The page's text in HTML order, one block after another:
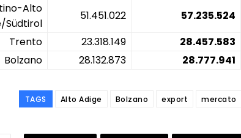
Alto
Südtirol
51.451.022 57.235.524
Trento
23.318.149 28.457.583
Bolzano
28.132.873 28.777.941
TAGS Alto Adige Bolzano export mercato